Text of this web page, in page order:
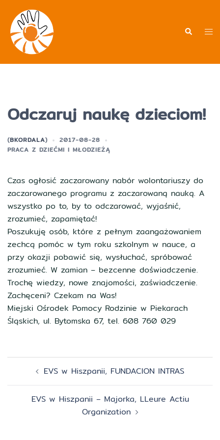
treści
Odczaruj naukę dzieciom!
(BKORDALA)
2017-08-28
PRACA Z DZIEĆMI I MŁODZIEŻĄ
Czas ogłosić zaczarowany nabór wolontariuszy do
zaczarowanego programu z zaczarowaną nauką. A
wszystko po to, by to odczarować, wyjaśnić,
zrozumieć, zapamiętać!
Poszukuję osób, które z pełnym zaangażowaniem
zechcą pomóc w tym roku szkolnym w nauce, a
przy okazji pobawić się, wysłuchać, spróbować
zrozumieć. W zamian – bezcenne doświadczenie.
Trochę wiedzy, nowe znajomości, zaświadczenie.
Zachęceni? Czekam na Was!
Miejski Ośrodek Pomocy Rodzinie w Piekarach
Śląskich, ul. Bytomska 67, tel. 608 760 029
Zobacz
wpisy EVS w Hiszpanii, FUNDACION INTRAS
EVS w Hiszpanii – Majorka, LLeure Actiu
Organization